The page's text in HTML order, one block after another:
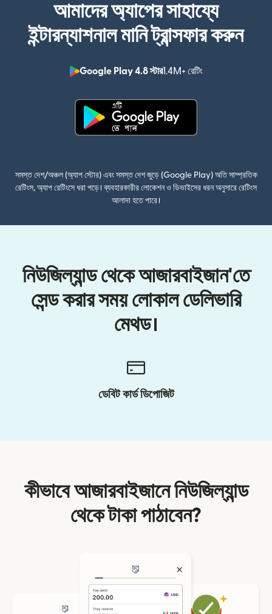
আমাদের অ্যাপের সাহায্যে
ইন্টারন্যাশনাল মানি ট্রান্সফার করুন
Google Play 4.8 স্টার1.4M+ রেটিং
সমস্ত দেশ/অঞ্চল (অ্যাপ স্টোর) এবং সমস্ত দেশ জুড়ে (Google Play) অতি সাম্প্রতিক
রেটিংস, অ্যাপ রেটিংসে ধরা পড়ে। ব্যবহারকারীর লোকেশন ও ডিভাইসের ধরন অনুসারে রেটিংস
আলাদা হতে পারে।
নিউজিল্যান্ড থেকে আজারবাইজান'তে
সেন্ড করার সময় লোকাল ডেলিভারি
মেথড।
ডেবিট কার্ড ডিপোজিট
কীভাবে আজারবাইজানে নিউজিল্যান্ড
থেকে টাকা পাঠাবেন?